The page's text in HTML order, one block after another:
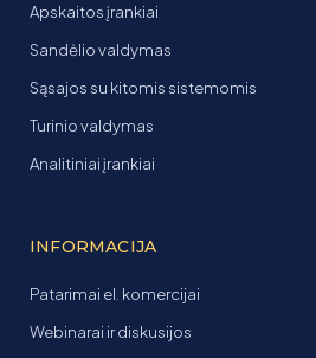
Apskaitos įrankiai
Sandėlio valdymas
Sąsajos su kitomis sistemomis
Turinio valdymas
Analitiniai įrankiai
INFORMACIJA
Patarimai el. komercijai
Webinarai ir diskusijos